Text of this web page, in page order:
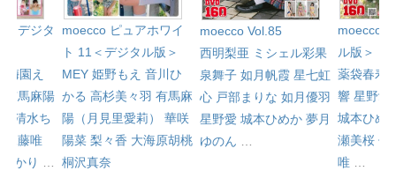
＜デジタ
梅園え
有馬麻陽
清水ち
工藤唯
かり …
moecco ピュアホワイ
ト 11＜デジタル版＞
MEY 姫野もえ 音川ひ
かる 高杉美々羽 有馬麻
陽（月見里愛莉）
華咲
陽菜 梨々香 大海原胡桃
桐沢真奈
moecco Vol.85
西明梨亜 ミシェル彩果
泉舞子 如月帆霞 星七虹
心 戸部まりな 如月優羽
星野愛 城本ひめか 夢月
ゆのん
moecco
ル版＞
薬袋春寿
響 星野愛
城本ひめ
瀬美桜 佐
唯 …